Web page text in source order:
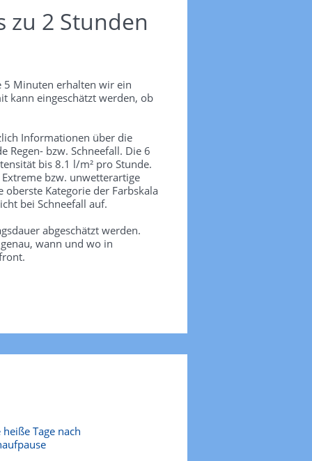
zu 2 Stunden
5 Minuten erhalten wir ein
kann eingeschätzt werden, ob
Informationen über die
Regen- bzw. Schneefall. Die 6
bis 8.1 l/m² pro Stunde.
bzw. unwetterartige
Kategorie der Farbskala
bei Schneefall auf.
abgeschätzt werden.
wann und wo in
Tage nach